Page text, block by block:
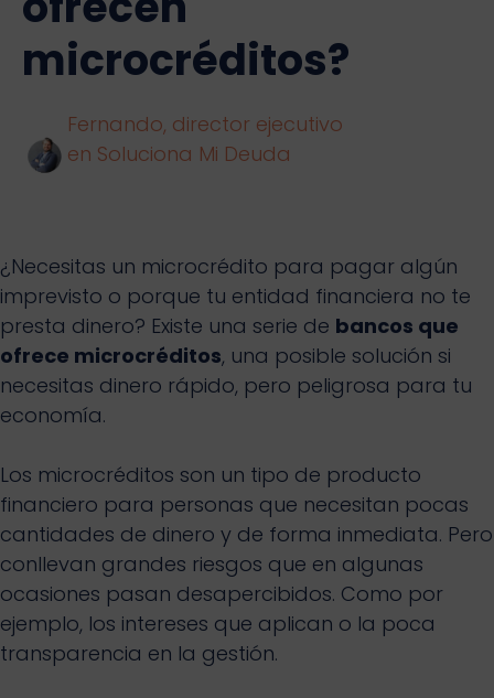
microcréditos?
Fernando, director ejecutivo
en Soluciona Mi Deuda
¿Necesitas un microcrédito para pagar algún
imprevisto o porque tu entidad financiera no te
presta dinero? Existe una serie de bancos que
ofrece microcréditos, una posible solución si
necesitas dinero rápido, pero peligrosa para tu
economía.
Los microcréditos son un tipo de producto
financiero para personas que necesitan pocas
cantidades de dinero y de forma inmediata. Pero
conllevan grandes riesgos que en algunas
ocasiones pasan desapercibidos. Como por
ejemplo, los intereses que aplican o la poca
transparencia en la gestión.